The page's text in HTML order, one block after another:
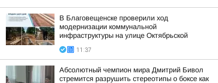
В Благовещенске проверили ход
модернизации коммунальной
инфраструктуры на улице Октябрьской
11:37
Абсолютный чемпион мира Дмитрий Бивол
стремится разрушить стереотипы о боксе как